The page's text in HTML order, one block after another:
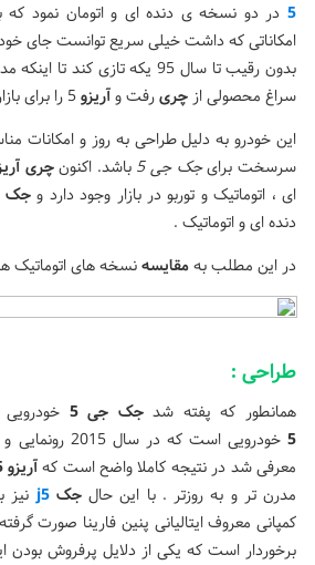
5 در دو نسخه ی دنده ای و اتومان نمود
امکاناتی که داشت خیلی سریع توانست جای خود
سراغ محصولی از چریرفت وآریزو
این خودرو به دلیل طراحی به روز و امکانات
سرسخت برایجک جی 5 باشد. اکنونچری
ای ، اتوماتیک و توربو در بازار وجود دارد وجک
دنده ای و اتوماتیک .
در این مطلب بهمقایسهنسخه های اتوماتیک
طراحی :
همانطور که پفته شدجک جی 5
5
معرفی شد در نتیجه کاملا واضح است کهآریزو 5
مدرن تر و به روزتر . با این حالجکj5
کمپانی معروف ایتالیانی پنین فارینا صورت
برخوردار است که یکی از دلایل پرفروش